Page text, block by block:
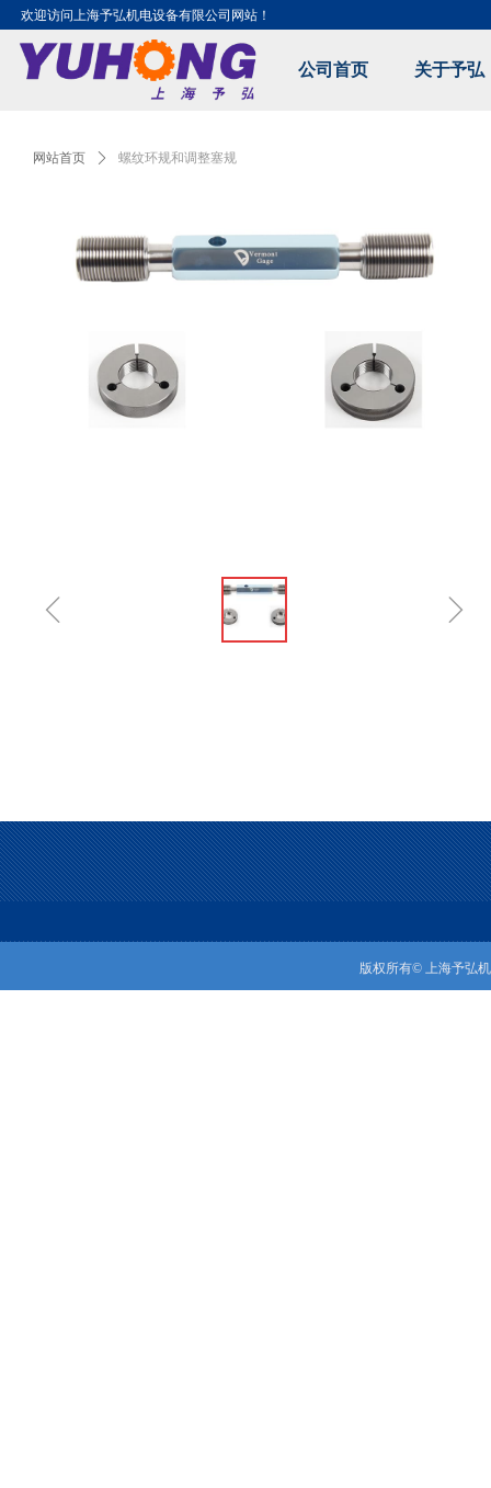
公司首页 关于予弘
欢迎访问上海予弘机电设备有限公司网站！
网站首页 ꄲ 螺纹环规和调整塞规
ꁆ ꁇ
版权所有© 上海予弘